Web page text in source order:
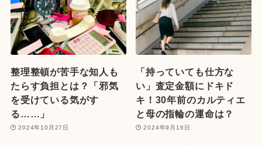
整理整頓が苦手な知人も
たらす負担とは？「邪気
を受けている気がす
る……」
2024年10月27日
「持っていても仕方な
い」査定金額にドキド
キ！30年前のカルティエ
と母の指輪の運命は？
2024年9月16日